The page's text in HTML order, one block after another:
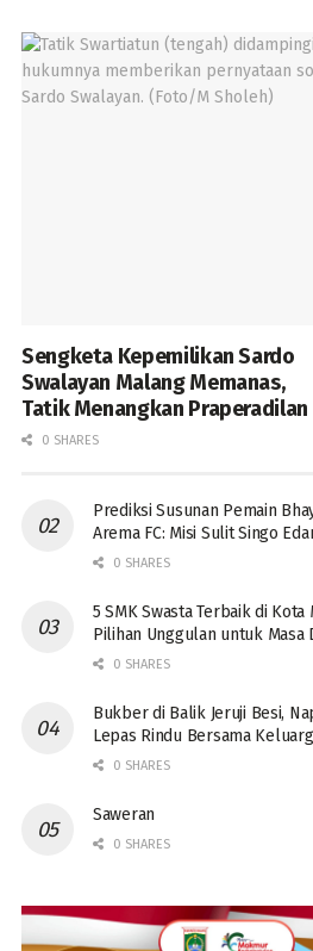
Sengketa Kepemilikan Sardo
Swalayan Malang Memanas,
Tatik Menangkan Praperadilan
0 SHARES
Prediksi Susunan Pemain
Arema FC: Misi Sulit Singo
0 SHARES
5 SMK Swasta Terbaik di Kota
Pilihan Unggulan untuk Masa
0 SHARES
Bukber di Balik Jeruji Besi,
Lepas Rindu Bersama
0 SHARES
Saweran
0 SHARES